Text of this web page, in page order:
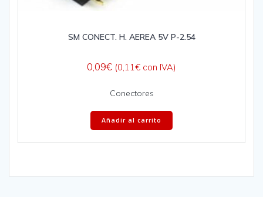
SM CONECT. H. AEREA 5V P-2.54
0,09€ (0,11€ con IVA)
Conectores
Añadir al carrito